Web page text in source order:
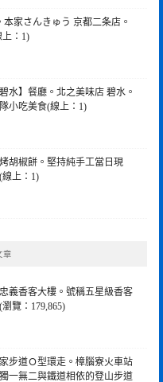
本家さんきゅう 京都二条店。
上：1)
水】餐廳。北之美味店 碧水。
小吃美食(線上：1)
胡椒餅。堅持純手工當日現
上：1)
章
義香客大樓。號稱五星級香客
覽：179,865)
步道Ｏ型環走。樟腦寮火車站
一無二與鐵道相依的登山步道